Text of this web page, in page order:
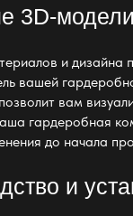
3D-модели
и дизайна
вашей
вам
гардеробная
до начала
и